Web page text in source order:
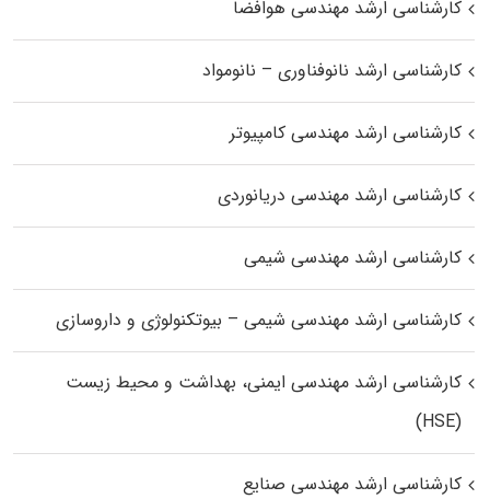
کارشناسی ارشد مهندسی هوافضا
کارشناسی ارشد نانوفناوری – نانومواد
کارشناسی ارشد مهندسی کامپیوتر
کارشناسی ارشد مهندسی دریانوردی
کارشناسی ارشد مهندسی شیمی
کارشناسی ارشد مهندسی شیمی – بیوتکنولوژی و داروسازی
کارشناسی ارشد مهندسی ایمنی، بهداشت و محیط زیست
(HSE)
کارشناسی ارشد مهندسی صنایع